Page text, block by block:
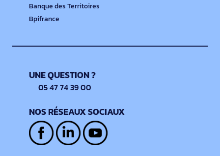
Banque des Territoires
Bpifrance
UNE QUESTION ?
05 47 74 39 00
NOS RÉSEAUX SOCIAUX